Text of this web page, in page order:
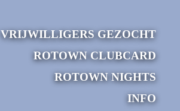
VRIJWILLIGERS GEZOCHT
ROTOWN CLUBCARD
ROTOWN NIGHTS
INFO